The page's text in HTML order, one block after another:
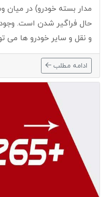
مدار بسته خودرو) در
حال فراگیر شدن است.
و نقل و سایر خودرو ها می
مسافران را تا حد زیادی
ادامه مطلب